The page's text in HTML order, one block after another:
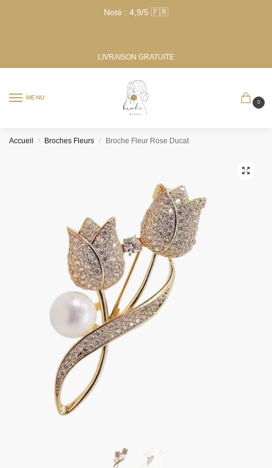
Noté : 4,9/5 🇫🇷
LIVRAISON GRATUITE
MENU
0
Accueil / Broches Fleurs / Broche Fleur Rose Ducat